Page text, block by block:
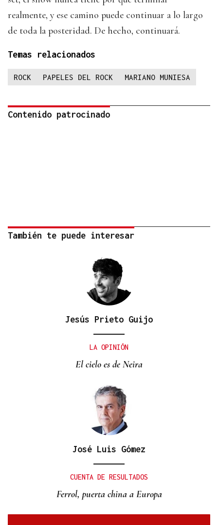
realmente, y ese camino puede continuar a lo largo
de toda la posteridad. De hecho, continuará.
Temas relacionados
ROCK PAPELES DEL ROCK MARIANO MUNIESA
Contenido patrocinado
También te puede interesar
Jesús Prieto Guijo
LA OPINIÓN
El cielo es de Neira
José Luis Gómez
CUENTA DE RESULTADOS
Ferrol, puerta china a Europa